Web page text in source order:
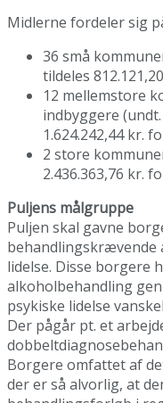
Midlerne fordeler sig
36 små
tildeles
12 mellemstore
indbyggere
1.624.242,44 kr.
2 store
2.436.363,76 kr.
Puljens målgruppe
Puljen skal gavne
behandlingskrævende
lidelse. Disse borgere
alkoholbehandling
psykiske lidelse
Der pågår pt. et
Borgere omfattet af
der er så alvorlig, at